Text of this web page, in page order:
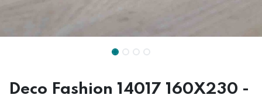
Deco Fashion 14017 160X230 -